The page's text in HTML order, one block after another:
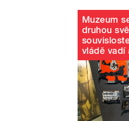
Muzeum
druhou
vládě vadí